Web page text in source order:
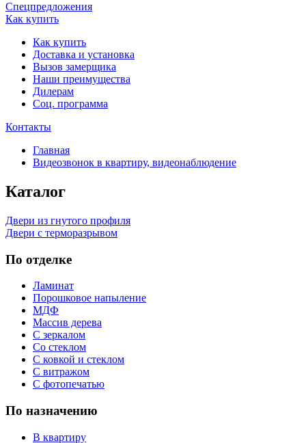
Спецпредложения
Как купить
Как купить
Доставка и установка
Вызов замерщика
Наши преимущества
Дилерам
Соц. программа
Контакты
Главная
Видеозвонок в квартиру, видеонаблюдение
Каталог
Двери из гнутого профиля
Двери с терморазрывом
По отделке
Ламинат
Порошковое напыление
МДФ
Массив дерева
С зеркалом
Со стеклом
С ковкой и стеклом
С витражом
С фотопечатью
По назначению
В квартиру